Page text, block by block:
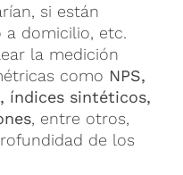
si están
a domicilio, etc.
la medición
como NPS,
índices sintéticos,
, entre otros,
de los